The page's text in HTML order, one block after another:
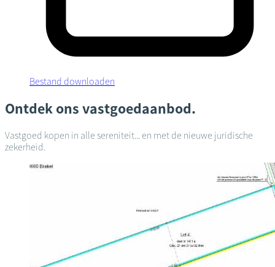
Bestand downloaden
Ontdek ons vastgoedaanbod.
Vastgoed kopen in alle sereniteit... en met de nieuwe juridische
zekerheid.